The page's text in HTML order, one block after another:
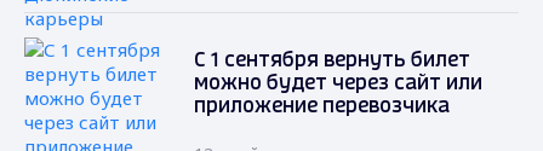
С 1 сентября вернуть билет
можно будет через сайт или
приложение перевозчика